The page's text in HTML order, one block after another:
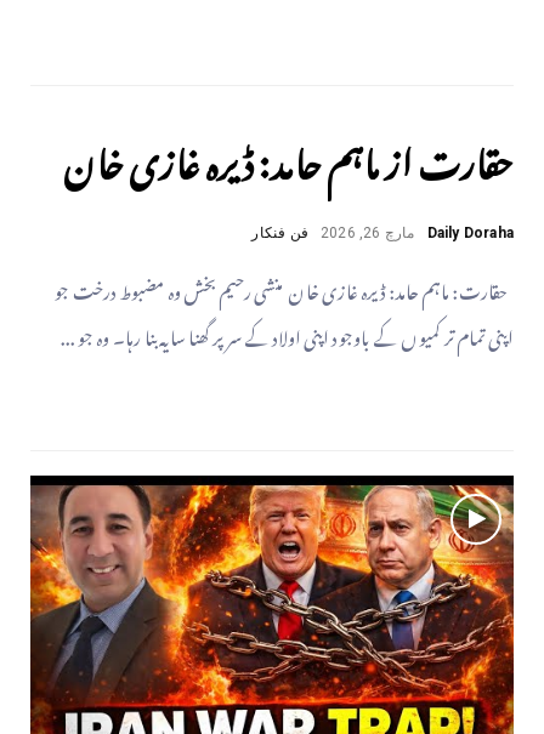
حقارت از ماہم حامد: ڈیرہ غازی خان
Daily Doraha مارچ 26, 2026 فن فنکار
حقارت: ماہم حامد: ڈیرہ غازی خان منشی رحیم بخش وہ مضبوط درخت جو
اپنی تمام تر کمیوں کے باوجود اپنی اولاد کے سر پر گھنا سایہ بنا رہا۔ وہ جو ...